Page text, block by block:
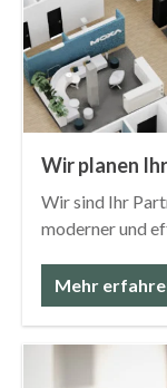
Wir planen
Wir sind Ihr
moderner und
Mehr